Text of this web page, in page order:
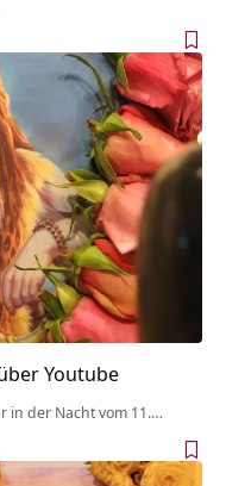
Youtube
in der Nacht vom 11.…